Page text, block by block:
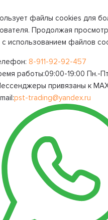
файлы cookies для
Продолжая
с использованием файлов
8-911-92-92-457
работы:09:00-19:00 Пн.-
привязаны к
pst-trading@yandex.ru